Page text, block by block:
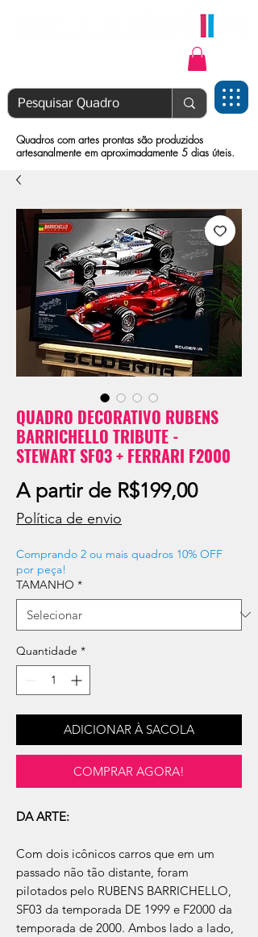
Quadros com artes prontas são produzidos
artesanalmente em aproximadamente 5 dias úteis.
QUADRO DECORATIVO RUBENS
BARRICHELLO TRIBUTE -
STEWART SF03 + FERRARI F2000
A partir de R$199,00Preço
Política de envio
Comprando 2 ou mais quadros 10% OFF
por peça!
TAMANHO *
Quantidade *
ADICIONAR À SACOLA
COMPRAR AGORA!
DA ARTE:
Com dois icônicos carros que em um
passado não tão distante, foram
pilotados pelo RUBENS BARRICHELLO,
SF03 da temporada DE 1999 e F2000 da
temporada de 2000. Ambos lado a lado,